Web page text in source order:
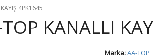
4PK1645
KANALLI
Marka:AA-TOP